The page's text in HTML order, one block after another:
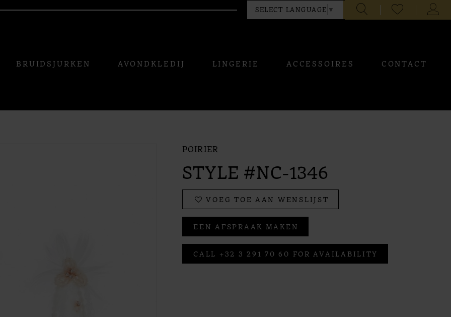
SELECT LANGUAGE ▼
CHECK
WISHLIST
BRUIDSJURKEN AVONDKLEDIJ LINGERIE ACCESSOIRES CONTACT
POIRIER
STYLE #NC-1346
VOEG TOE AAN WENSLIJST
EEN AFSPRAAK MAKEN
CALL +32 3 291 70 60 FOR AVAILABILITY